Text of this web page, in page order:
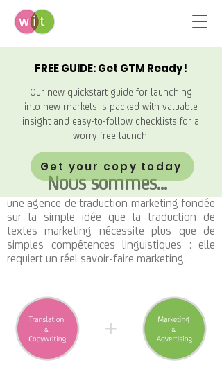
FREE GUIDE: Get GTM Ready!
Our new quickstart guide for launching
into new markets is packed with valuable
insight and easy-to-follow checklists for a
worry-free launch.
Get your copy today
Nous sommes...
une agence de traduction marketing fondée
sur la simple idée que la traduction de
textes marketing nécessite plus que de
simples compétences linguistiques : elle
requiert un réel savoir-faire marketing.